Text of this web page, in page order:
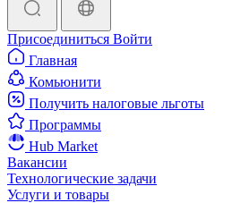
Присоединиться Войти
Главная
Комьюнити
Получить налоговые льготы
Программы
Hub Market
Вакансии
Технологические задачи
Услуги и товары